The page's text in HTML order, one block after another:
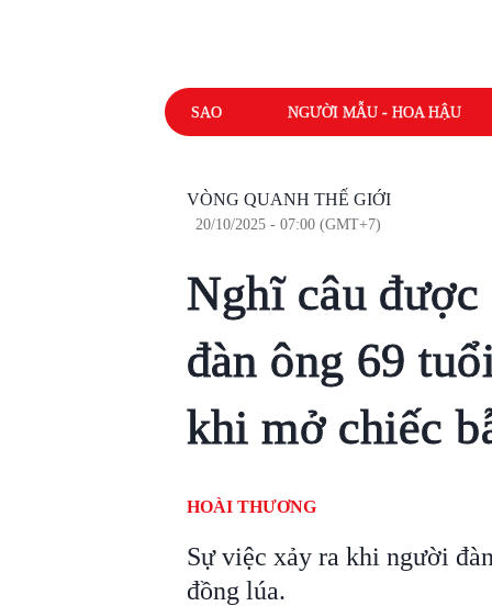
SAO NGƯỜI MẪU - HOA HẬU
VÒNG QUANH THẾ GIỚI
20/10/2025 - 07:00 (GMT+7)
Nghĩ câu
đàn ông 69
khi mở chiếc
HOÀI THƯƠNG
Sự việc xảy ra khi người
đồng lúa.